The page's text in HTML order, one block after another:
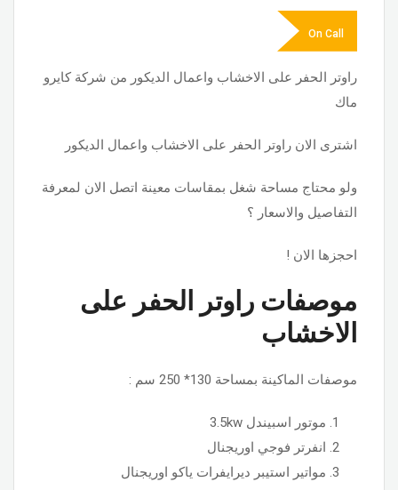
On Call
راوتر الحفر على الاخشاب واعمال الديكور من شركة كايرو
ماك
اشترى الان راوتر الحفر على الاخشاب واعمال الديكور
ولو محتاج مساحة شغل بمقاسات معينة اتصل الان لمعرفة
التفاصيل والاسعار ؟
احجزها الان !
موصفات راوتر الحفر على
الاخشاب
موصفات الماكينة بمساحة 130* 250 سم :
موتور اسبيندل 3.5kw
انفرتر فوجي اوريجنال
مواتير استيبر ديرايفرات ياكو اوريجنال